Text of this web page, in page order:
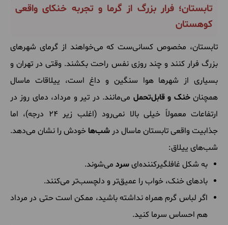
تابستان؛ فرار بزرگ از گرما و تجربه خنکای واقعی
کوهستان
تابستان، مخصوص کسانی‌ست که می‌خواهند از گرمای شهرهای
بزرگ فرار کنند و چند روزی نفس راحت بکشند. وقتی در تهران و
بسیاری از شهرها هوا سنگین و داغ است، ییلاقات ماسال
همچنانخنک و قابل‌تحمل می‌مانند. در تیر و مرداد، دمای روز در
ارتفاعات معمولاً خیلی بالا نمی‌رود (اغلب زیر ۲۴ درجه)، اما
جذابیت واقعی تابستان ماسال در شب‌ها خودش را نشان می‌دهد.
شب‌های ییلاق:
به شکل غافلگیرکننده‌ایسرد می‌شوند.
بادهای خنک، خواب را عمیق‌تر و دلچسب‌تر می‌کنند.
اگر لباس گرم همراه نداشته باشید، ممکن است حتی در مرداد
هم احساس سرما کنید.